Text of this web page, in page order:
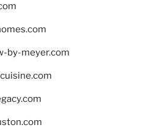
by-meyer.com